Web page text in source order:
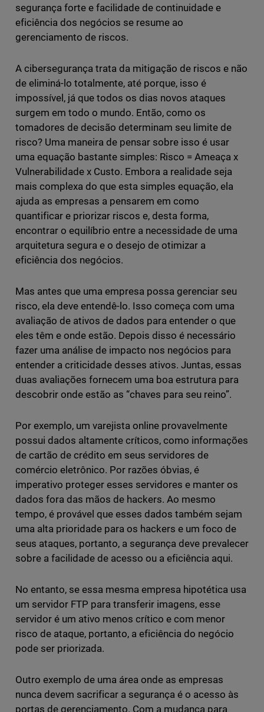
segurança forte e facilidade de continuidade e
eficiência dos negócios se resume ao
gerenciamento de riscos.
A cibersegurança trata da mitigação de riscos e não
de eliminá-lo totalmente, até porque, isso é
impossível, já que todos os dias novos ataques
surgem em todo o mundo. Então, como os
tomadores de decisão determinam seu limite de
risco? Uma maneira de pensar sobre isso é usar
uma equação bastante simples: Risco = Ameaça x
Vulnerabilidade x Custo. Embora a realidade seja
mais complexa do que esta simples equação, ela
ajuda as empresas a pensarem em como
quantificar e priorizar riscos e, desta forma,
encontrar o equilíbrio entre a necessidade de uma
arquitetura segura e o desejo de otimizar a
eficiência dos negócios.
Mas antes que uma empresa possa gerenciar seu
risco, ela deve entendê-lo. Isso começa com uma
avaliação de ativos de dados para entender o que
eles têm e onde estão. Depois disso é necessário
fazer uma análise de impacto nos negócios para
entender a criticidade desses ativos. Juntas, essas
duas avaliações fornecem uma boa estrutura para
descobrir onde estão as “chaves para seu reino”.
Por exemplo, um varejista online provavelmente
possui dados altamente críticos, como informações
de cartão de crédito em seus servidores de
comércio eletrônico. Por razões óbvias, é
imperativo proteger esses servidores e manter os
dados fora das mãos de hackers. Ao mesmo
tempo, é provável que esses dados também sejam
uma alta prioridade para os hackers e um foco de
seus ataques, portanto, a segurança deve prevalecer
sobre a facilidade de acesso ou a eficiência aqui.
No entanto, se essa mesma empresa hipotética usa
um servidor FTP para transferir imagens, esse
servidor é um ativo menos crítico e com menor
risco de ataque, portanto, a eficiência do negócio
pode ser priorizada.
Outro exemplo de uma área onde as empresas
nunca devem sacrificar a segurança é o acesso às
portas de gerenciamento. Com a mudança para